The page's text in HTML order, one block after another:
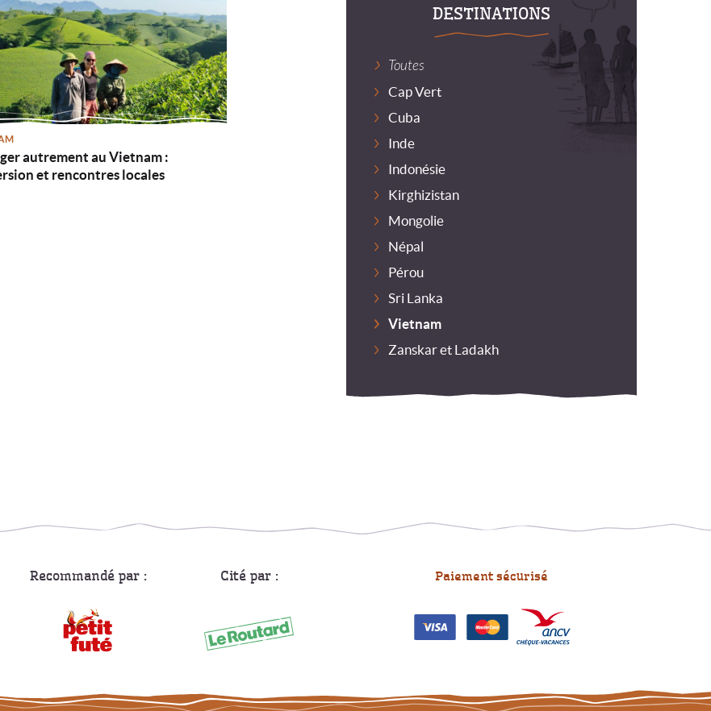
autrement au Vietnam :
et rencontres locales
DESTINATIONS
Toutes
Cap Vert
Cuba
Inde
Indonésie
Kirghizistan
Mongolie
Népal
Pérou
Sri Lanka
Vietnam
Zanskar et Ladakh
Recommandé par : Cité par : Paiement sécurisé